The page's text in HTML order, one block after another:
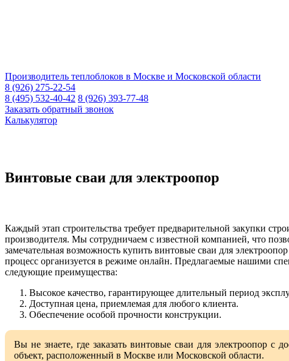
Производитель теплоблоков в Москве и Московской области
8 (926) 275-22-54
8 (495) 532-40-42 8 (926) 393-77-48
Заказать обратный звонок
Калькулятор
Винтовые сваи для электроопор
Каждый этап строительства требует предварительной закупки
производителя. Мы сотрудничаем с известной компанией, что
замечательная возможность купить винтовые сваи для
процесс организуется в режиме онлайн. Предлагаемые нашими
следующие преимущества:
Высокое качество, гарантирующее длительный период
Доступная цена, приемлемая для любого клиента.
Обеспечение особой прочности конструкции.
Вы не знаете, где заказать винтовые сваи для электроопор с
объект, расположенный в Москве или Московской области.